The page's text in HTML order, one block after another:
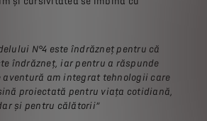
N°4 este îndrăzneț pentru că
îndrăzneț, iar pentru a răspunde
am integrat tehnologii care
proiectată pentru viața cotidiană,
și pentru călătorii”